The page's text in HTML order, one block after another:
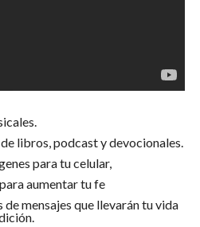
libros, podcast y devocionales.
para tu celular,
aumentar tu fe
mensajes que llevarán tu vida